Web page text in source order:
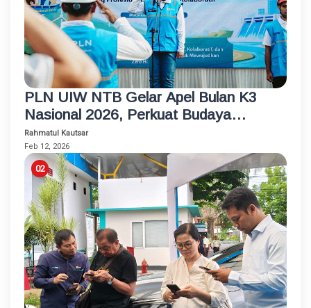
PLN UIW NTB Gelar Apel Bulan K3
Nasional 2026, Perkuat Budaya
Keselamatan Kerja Berbasis Kolaborasi
Rahmatul Kautsar
Feb 12, 2026